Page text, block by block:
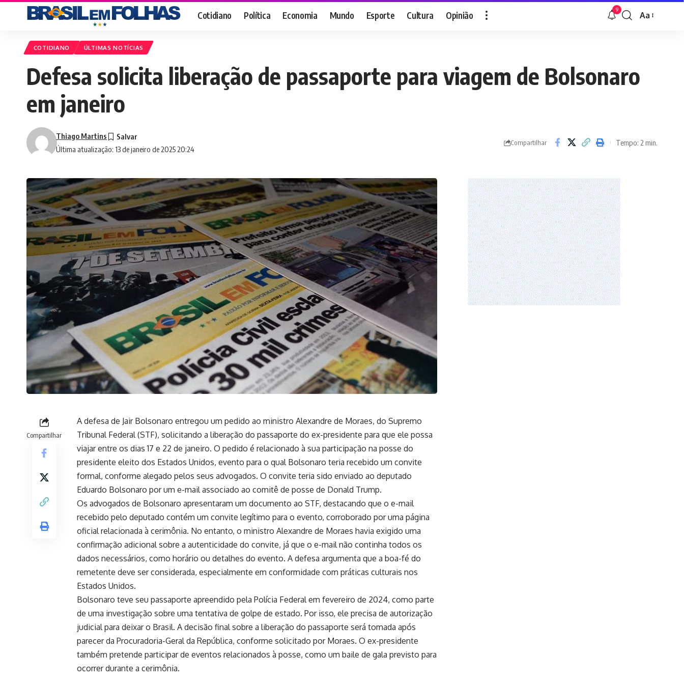
Cotidiano Política Economia Mundo Esporte Cultura Opinião 9
Font
Aa
COTIDIANO ÚLTIMAS NOTÍCIAS
Defesa solicita liberação de passaporte para viagem de Bolsonaro
em janeiro
Última atualização: 13 de janeiro de 2025 20:24
Thiago Martins
Compartilhar Tempo: 2 min.
Compartilhar
A defesa de Jair Bolsonaro entregou um pedido ao ministro Alexandre de Moraes, do Supremo
Tribunal Federal (STF), solicitando a liberação do passaporte do ex-presidente para que ele possa
viajar entre os dias 17 e 22 de janeiro. O pedido é relacionado à sua participação na posse do
presidente eleito dos Estados Unidos, evento para o qual Bolsonaro teria recebido um convite
formal, conforme alegado pelos seus advogados. O convite teria sido enviado ao deputado
Eduardo Bolsonaro por um e-mail associado ao comitê de posse de Donald Trump.
Os advogados de Bolsonaro apresentaram um documento ao STF, destacando que o e-mail
recebido pelo deputado contém um convite legítimo para o evento, corroborado por uma página
oficial relacionada à cerimônia. No entanto, o ministro Alexandre de Moraes havia exigido uma
confirmação adicional sobre a autenticidade do convite, já que o e-mail não continha todos os
dados necessários, como horário ou detalhes do evento. A defesa argumenta que a boa-fé do
remetente deve ser considerada, especialmente em conformidade com práticas culturais nos
Estados Unidos.
Bolsonaro teve seu passaporte apreendido pela Polícia Federal em fevereiro de 2024, como parte
de uma investigação sobre uma tentativa de golpe de estado. Por isso, ele precisa de autorização
judicial para deixar o Brasil. A decisão final sobre a liberação do passaporte será tomada após
parecer da Procuradoria-Geral da República, conforme solicitado por Moraes. O ex-presidente
também pretende participar de eventos relacionados à posse, como um baile de gala previsto para
ocorrer durante a cerimônia.